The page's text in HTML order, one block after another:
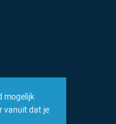
mogelijk
vanuit dat je